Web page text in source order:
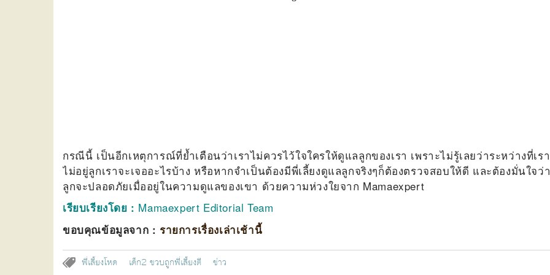
กรณีนี้ เป็นอีกเหตุการณ์ที่ย้ำเตือนว่าเราไม่ควรไว้ใจใครให้ดูแลลูกของเรา เพราะไม่รู้เลยว่าระหว่างที่เรา
ไม่อยู่ลูกเราจะเจออะไรบ้าง หรือหากจำเป็นต้องมีพี่เลี้ยงดูแลลูกจริงๆก็ต้องตรวจสอบให้ดี และต้องมั่นใจว่
ลูกจะปลอดภัยเมื่ออยู่ในความดูแลของเขา ด้วยความห่วงใยจาก Mamaexpert
เรียบเรียงโดย : Mamaexpert Editorial Team
ขอบคุณข้อมูลจาก : รายการเรื่องเล่าเช้านี้
พี่เลี้ยงโหด เด็ก2 ขวบถูกพี่เลี้ยงตี ข่าว